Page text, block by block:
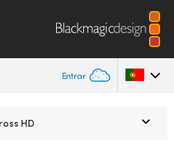
Entrar
HD